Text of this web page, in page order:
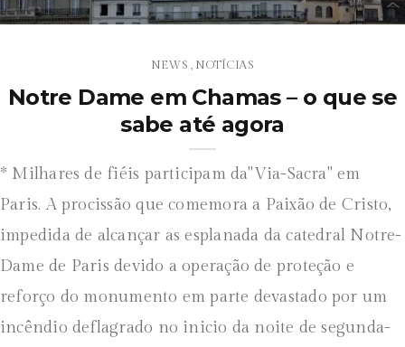
NEWS NOTÍCIAS
Notre Dame em Chamas – o que se
sabe até agora
* Milhares de fiéis participam da"Via-Sacra" em
Paris. A procissão que comemora a Paixão de Cristo,
impedida de alcançar as esplanada da catedral Notre-
Dame de Paris devido a operação de proteção e
reforço do monumento em parte devastado por um
incêndio deflagrado no inicio da noite de segunda-